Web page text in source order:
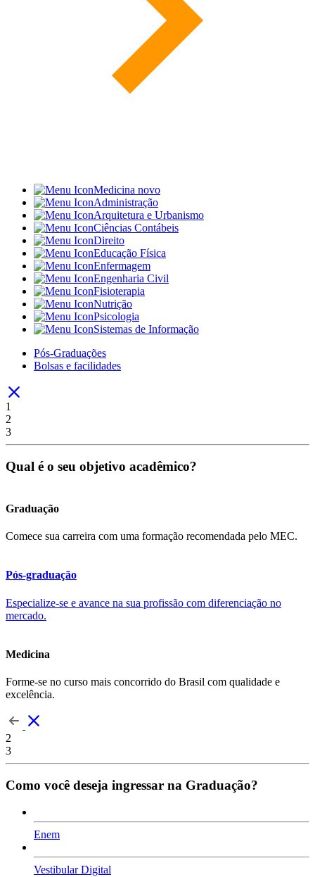
Medicina novo
Administração
Arquitetura e Urbanismo
Ciências Contábeis
Direito
Educação Física
Enfermagem
Engenharia Civil
Fisioterapia
Nutrição
Psicologia
Sistemas de Informação
Pós-Graduações
Bolsas e facilidades
1
2
3
Qual é o seu objetivo acadêmico?
Graduação
Comece sua carreira com uma formação recomendada pelo MEC.
Pós-graduação
Especialize-se e avance na sua profissão com diferenciação no
mercado.
Medicina
Forme-se no curso mais concorrido do Brasil com qualidade e
excelência.
2
3
Como você deseja ingressar na Graduação?
Enem
Vestibular Digital